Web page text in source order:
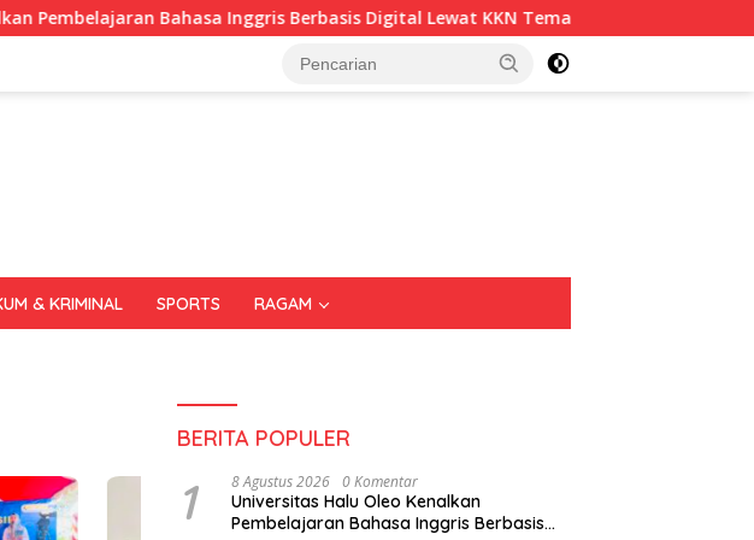
Bahasa Inggris Berbasis Digital Lewat KKN Tematik di Desa Alebo
& KRIMINAL SPORTS RAGAM
BERITA POPULER
1 8 Agustus 2026 0 Komentar
Universitas Halu Oleo Kenalkan
Pembelajaran Bahasa Inggris Berbasis